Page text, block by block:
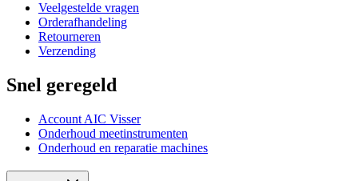
Veelgestelde vragen
Orderafhandeling
Retourneren
Verzending
Snel geregeld
Account AIC Visser
Onderhoud meetinstrumenten
Onderhoud en reparatie machines